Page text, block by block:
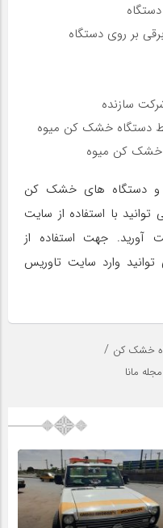
بر روی دستگاه
سازنده
دستگاه خشک کن میوه
کن میوه
و دستگاه های خشک کن
با استفاده از سایت
آورید. جهت استفاده از
وارد سایت تاوریس
خشک کن /
مجله مانا